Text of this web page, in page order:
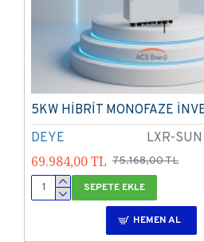
DEYE LXR-
5KW HİBRİT MONOFAZE
69.984,00 TL 75.168,00 TL
SEPETE EKLE
HEMEN AL